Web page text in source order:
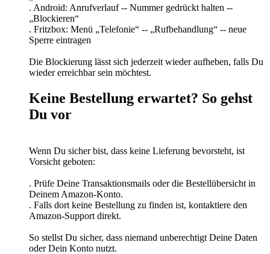
. Android: Anrufverlauf -- Nummer gedrückt halten --
„Blockieren“
. Fritzbox: Menü „Telefonie“ -- „Rufbehandlung“ -- neue
Sperre eintragen
Die Blockierung lässt sich jederzeit wieder aufheben, falls Du
wieder erreichbar sein möchtest.
Keine Bestellung erwartet? So gehst
Du vor
Wenn Du sicher bist, dass keine Lieferung bevorsteht, ist
Vorsicht geboten:
. Prüfe Deine Transaktionsmails oder die Bestellübersicht in
Deinem Amazon-Konto.
. Falls dort keine Bestellung zu finden ist, kontaktiere den
Amazon-Support direkt.
So stellst Du sicher, dass niemand unberechtigt Deine Daten
oder Dein Konto nutzt.